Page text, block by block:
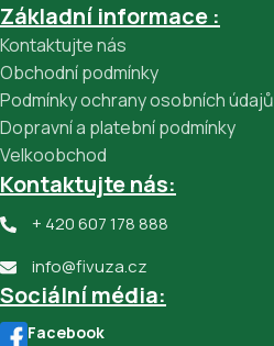
Základní informace :
Kontaktujte nás
Obchodní podmínky
Podmínky ochrany osobních údajů
Dopravní a platební podmínky
Velkoobchod
Kontaktujte nás:
+ 420 607 178 888
info@fivuza.cz
Sociální média:
Facebook